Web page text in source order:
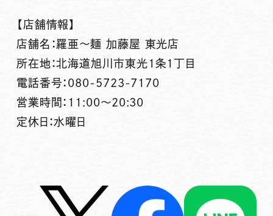
【店舗情報】
店舗名：羅亜〜麺 加藤屋 東光店
所在地：北海道旭川市東光1条1丁目
電話番号：080-5723-7170
営業時間：11:00～20:30
定休日：水曜日